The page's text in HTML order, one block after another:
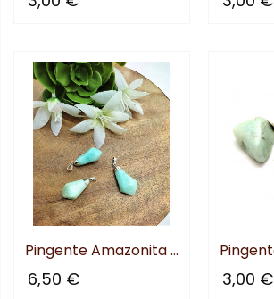
Pingente Amazonita Ponta
6,50 € 3,00 €